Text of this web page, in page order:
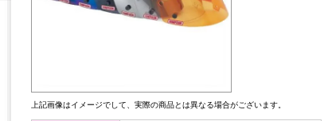
上記画像はイメージでして、実際の商品とは異なる場合がございます。